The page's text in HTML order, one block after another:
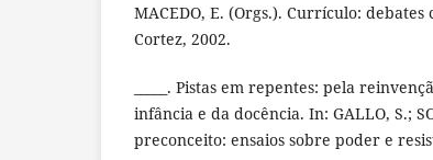
MACEDO, E. (Orgs.). Currículo: debates
Cortez, 2002.
_____. Pistas em repentes: pela
infância e da docência. In: GALLO, S.;
preconceito: ensaios sobre poder e